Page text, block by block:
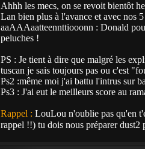
Ahhh les mecs, on se revoit bientôt
Lan bien plus à l'avance et avec nos
aaAAAaatteennttiooonn : Donald
peluches !
PS : Je tient à dire que malgré les
tuscan je sais toujours pas ou c'est
Ps2 :même moi j'ai battu l'intrus sur
Ps3 : J'ai eut le meilleurs score au
Rappel : LouLou n'oublie pas qu'en
rappel !!) tu dois nous préparer